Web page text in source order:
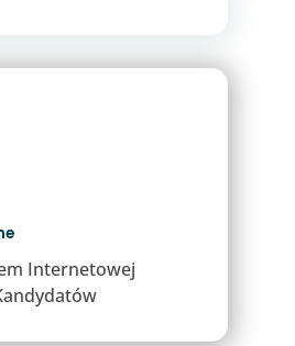
Internetowej